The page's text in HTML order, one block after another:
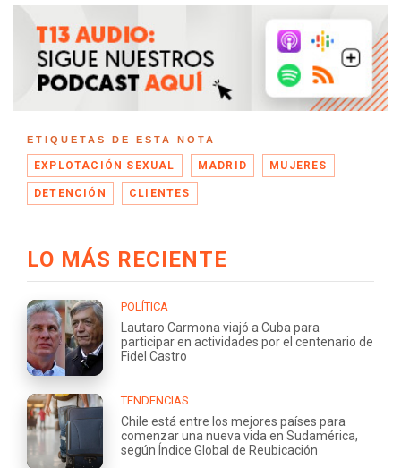
ETIQUETAS DE ESTA NOTA
EXPLOTACIÓN SEXUAL MADRID MUJERES
DETENCIÓN CLIENTES
LO MÁS RECIENTE
POLÍTICA
Lautaro Carmona viajó a Cuba para
participar en actividades por el centenario de
Fidel Castro
TENDENCIAS
Chile está entre los mejores países para
comenzar una nueva vida en Sudamérica,
según Índice Global de Reubicación